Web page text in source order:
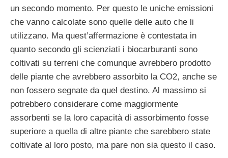
un secondo momento. Per questo le uniche emissioni
che vanno calcolate sono quelle delle auto che li
utilizzano. Ma quest’affermazione è contestata in
quanto secondo gli scienziati i biocarburanti sono
coltivati su terreni che comunque avrebbero prodotto
delle piante che avrebbero assorbito la CO2, anche se
non fossero segnate da quel destino. Al massimo si
potrebbero considerare come maggiormente
assorbenti se la loro capacità di assorbimento fosse
superiore a quella di altre piante che sarebbero state
coltivate al loro posto, ma pare non sia questo il caso.